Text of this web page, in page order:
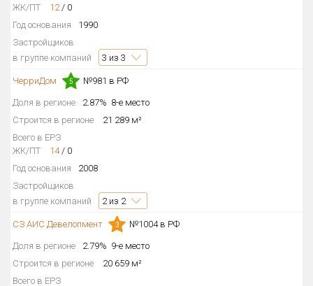
ЖК/ПТ
12/ 0
Год основания
1990
Застройщиков
в группе компаний
3 из 3
ЧерриДом 5 №981 в РФ
Доля в регионе 2.87% 8-е место
Строится в регионе
21 289 м²
Всего в ЕРЗ
ЖК/ПТ
14/ 0
Год основания
2008
Застройщиков
в группе компаний
2из 2
СЗ АИС Девелопмент 3 №1004 в РФ
Доля в регионе 2.79% 9-е место
Строится в регионе
20 659 м²
Всего в ЕРЗ